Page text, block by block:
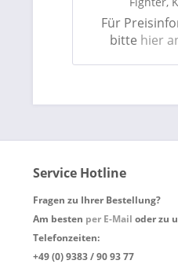
Für
bitte hier
Service Hotline
Fragen zu Ihrer Bestellung?
Am besten per E-Mail oder zu
Telefonzeiten:
+49 (0) 9383 / 90 93 77